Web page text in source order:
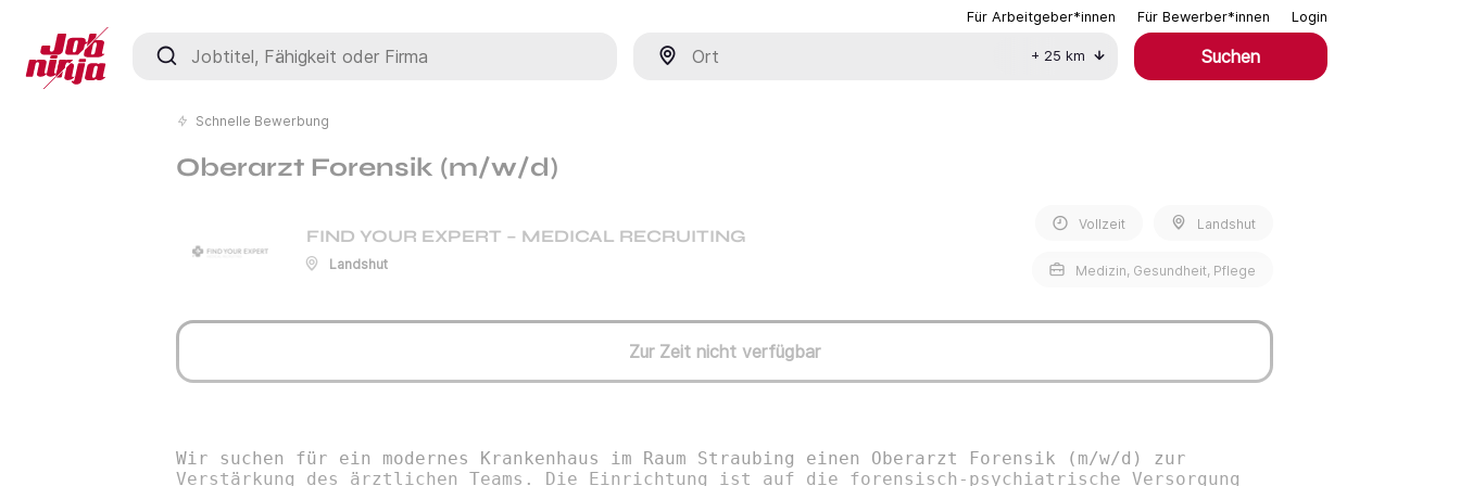
Für Arbeitgeber*innen Für Bewerber*innen Login
Jobtitel, Fähigkeit oder Firma
+ 25 km Suchen
Schnelle Bewerbung
Oberarzt Forensik (m/w/d)
FIND YOUR EXPERT – MEDICAL RECRUITING
Landshut
Vollzeit Landshut
Medizin, Gesundheit, Pflege
Zur Zeit nicht verfügbar
Wir suchen für ein modernes Krankenhaus im Raum Straubing einen Oberarzt Forensik (m/w/d) zur
Verstärkung des ärztlichen Teams. Die Einrichtung ist auf die forensisch-psychiatrische Versorgung